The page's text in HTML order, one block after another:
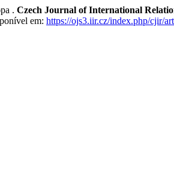
. Czech Journal of International
em: https://ojs3.iir.cz/index.php/cjir/